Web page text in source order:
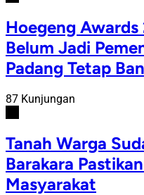
Hoegeng
Belum Jadi
Padang Tetap
87 Kunjungan
Tanah Warga
Barakara
Masyarakat